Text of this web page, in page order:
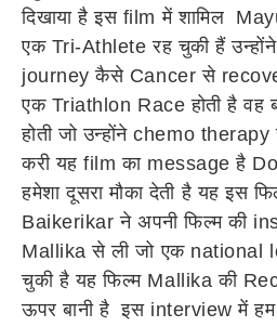
दिखाया है इस film में शामिल
एक Tri-Athlete रह चुकी हैं
journey कैसे Cancer से
एक Triathlon Race होती है वह
होती जो उन्होंने chemo
करी यह film का message है
हमेशा दूसरा मौका देती है यह इस
Baikerikar ने अपनी फिल्म की
Mallika से ली जो एक national
चुकी है यह फिल्म Mallika की
ऊपर बानी है इस interview में